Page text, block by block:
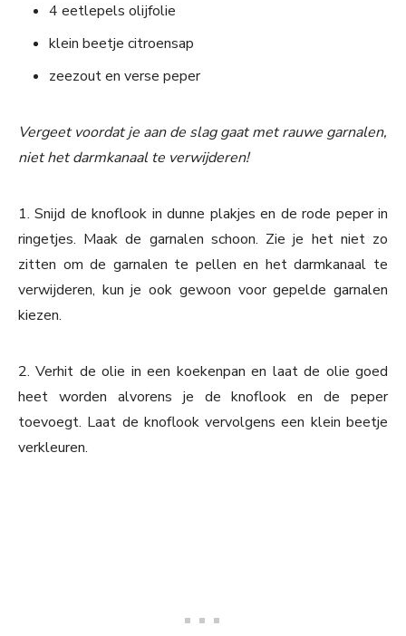
4 eetlepels olijfolie
klein beetje citroensap
zeezout en verse peper
Vergeet voordat je aan de slag gaat met rauwe garnalen,
niet het darmkanaal te verwijderen!
1. Snijd de knoflook in dunne plakjes en de rode peper in
ringetjes. Maak de garnalen schoon. Zie je het niet zo
zitten om de garnalen te pellen en het darmkanaal te
verwijderen, kun je ook gewoon voor gepelde garnalen
kiezen.
2. Verhit de olie in een koekenpan en laat de olie goed
heet worden alvorens je de knoflook en de peper
toevoegt. Laat de knoflook vervolgens een klein beetje
verkleuren.